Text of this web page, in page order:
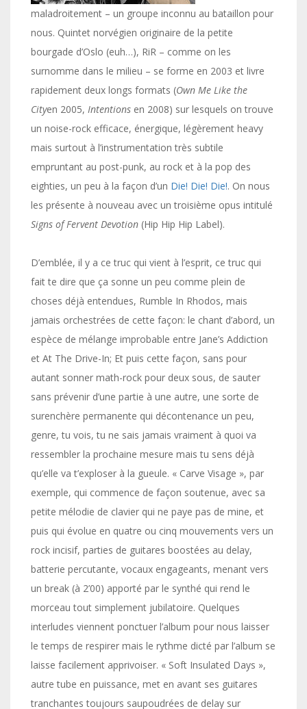
maladroitement – un groupe inconnu au bataillon pour
nous. Quintet norvégien originaire de la petite
bourgade d’Oslo (euh…), RiR – comme on les
surnomme dans le milieu – se forme en 2003 et livre
rapidement deux longs formats (Own Me Like the
Cityen 2005, Intentions en 2008) sur lesquels on trouve
un noise-rock efficace, énergique, légèrement heavy
mais surtout à l’instrumentation très subtile
empruntant au post-punk, au rock et à la pop des
eighties, un peu à la façon d’un Die! Die! Die!. On nous
les présente à nouveau avec un troisième opus intitulé
Signs of Fervent Devotion (Hip Hip Hip Label).
D’emblée, il y a ce truc qui vient à l’esprit, ce truc qui
fait te dire que ça sonne un peu comme plein de
choses déjà entendues, Rumble In Rhodos, mais
jamais orchestrées de cette façon: le chant d’abord, un
espèce de mélange improbable entre Jane’s Addiction
et At The Drive-In; Et puis cette façon, sans pour
autant sonner math-rock pour deux sous, de sauter
sans prévenir d’une partie à une autre, une sorte de
surenchère permanente qui décontenance un peu,
genre, tu vois, tu ne sais jamais vraiment à quoi va
ressembler la prochaine mesure mais tu sens déjà
qu’elle va t’exploser à la gueule. « Carve Visage », par
exemple, qui commence de façon soutenue, avec sa
petite mélodie de clavier qui ne paye pas de mine, et
puis qui évolue en quatre ou cinq mouvements vers un
rock incisif, parties de guitares boostées au delay,
batterie percutante, vocaux engageants, menant vers
un break (à 2’00) apporté par le synthé qui rend le
morceau tout simplement jubilatoire. Quelques
interludes viennent ponctuer l’album pour nous laisser
le temps de respirer mais le rythme dicté par l’album se
laisse facilement apprivoiser. « Soft Insulated Days »,
autre tube en puissance, met en avant ses guitares
tranchantes toujours saupoudrées de delay sur